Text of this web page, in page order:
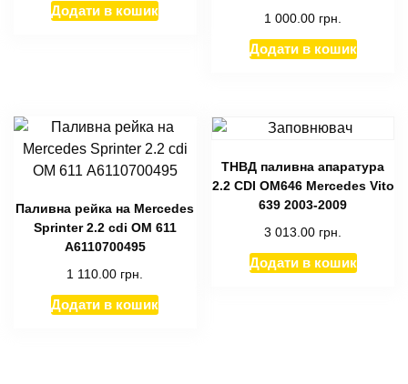
Додати в кошик
1 000.00 грн.
Додати в кошик
Паливна рейка на Mercedes
Sprinter 2.2 cdi ОМ 611
A6110700495
1 110.00 грн.
Додати в кошик
ТНВД паливна апаратура
2.2 CDI OM646 Mercedes Vito
639 2003-2009
3 013.00 грн.
Додати в кошик